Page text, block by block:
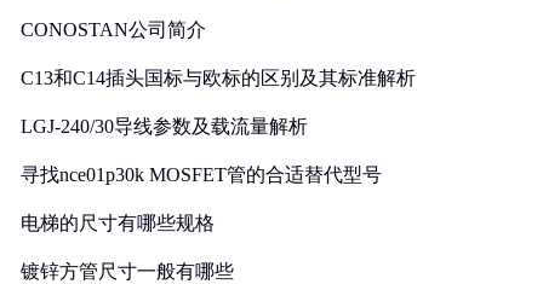
CONOSTAN公司简介
C13和C14插头国标与欧标的区别及其标准解析
LGJ-240/30导线参数及载流量解析
寻找nce01p30k MOSFET管的合适替代型号
电梯的尺寸有哪些规格
镀锌方管尺寸一般有哪些